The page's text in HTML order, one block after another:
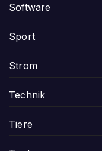
Software
Sport
Strom
Technik
Tiere